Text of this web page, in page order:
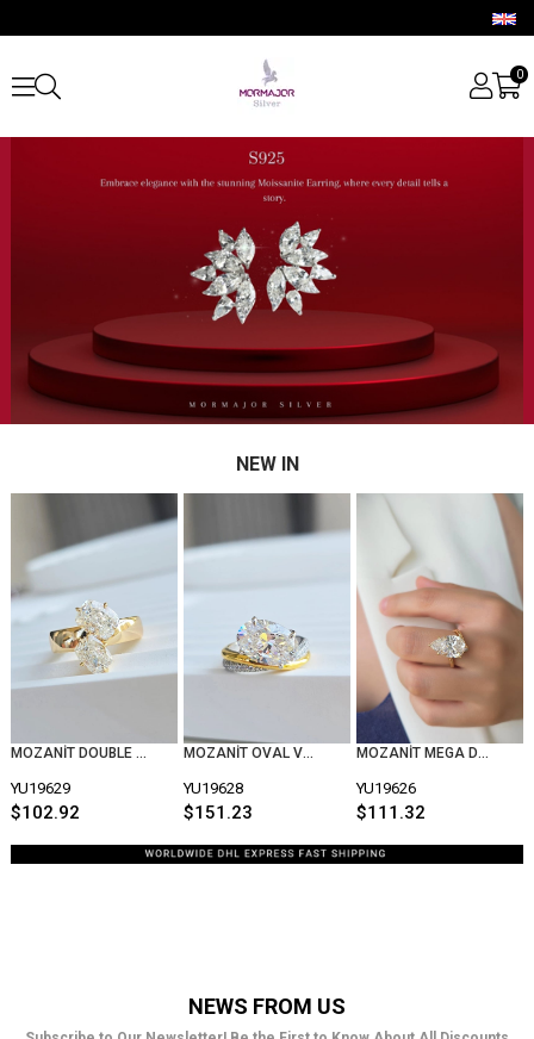
0
NEW IN
MOZANİT DOUBLE KALIN GÜMÜŞ YÜZÜK
YU19629
$102.92
MOZANİT OVAL VE SADE TAŞLI GÜMÜŞ YÜZÜK
YU19628
$151.23
MOZANİT MEGA DAMLA GÜMÜŞ YÜZÜK
YU19626
$111.32
NEWS FROM US